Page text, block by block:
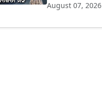
August 07, 2026